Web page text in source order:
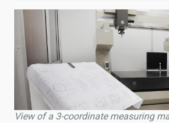
View of a 3-coordinate measuring